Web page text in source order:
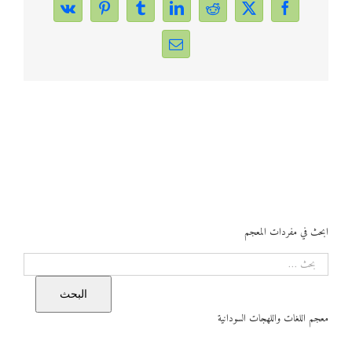
Facebook
X
Reddit
LinkedIn
Tumblr
Pinterest
Vk
Email
ابحث في مفردات المعجم
البحث
البحث
معجم اللغات واللهجات السودانية